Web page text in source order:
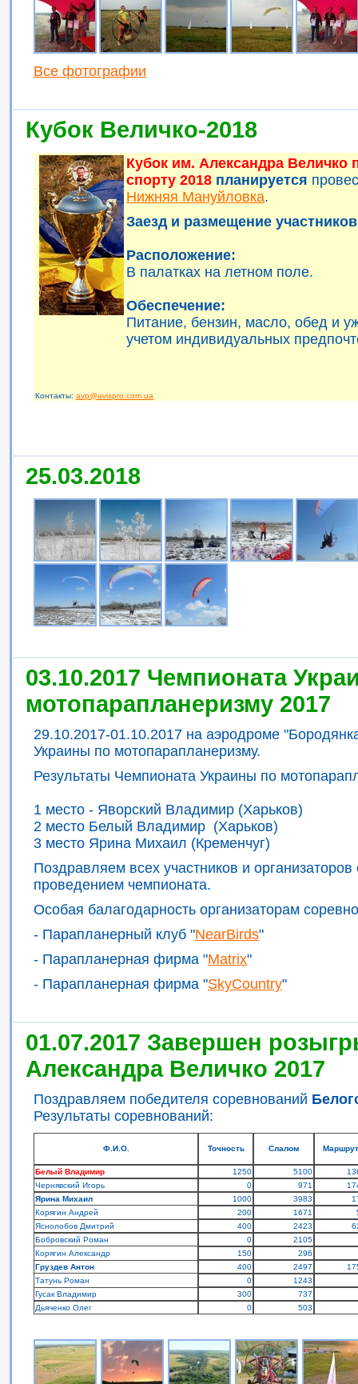
Все фотографии
Кубок Величко-2018
Кубок им. Александра Величко
спорту 2018 планируется
Нижняя Мануйловка.
Заезд и размещение
Расположение:
В палатках на летном поле.
Обеспечение:
Питание, бензин, масло, обед и
учетом индивидуальных
Контакты: avp@avispro.com.ua
25.03.2018
03.10.2017 Чемпионата
мотопарапланеризму 2017
29.10.2017-01.10.2017 на аэродроме
Украины по мотопарапланеризму.
Результаты Чемпионата Украины по
1 место - Яворский Владимир (Харьков)
2 место Белый Владимир (Харьков)
3 место Ярина Михаил (Кременчуг)
Поздравляем всех участников и
проведением чемпионата.
Особая балагодарность организаторам
- Парапланерный клуб "NearBirds"
- Парапланерная фирма "Matrix"
- Парапланерная фирма "SkyCountry"
01.07.2017 Завершен
Александра Величко 2017
Поздравляем победителя соревнований
Результаты соревнований:
Ф.И.О. Точность Слалом Маршрут
Белый Владимир 1250 5100
Чернявский Игорь
0 971
Ярина Михаил
1000 3983
Корягин Андрей
200 1671
Яснолобов Дмитрий
400 2423
Бобровский Роман
0
2105
Корягин Александр
150
296
Груздев Антон
400 2497
Татунь Роман
0
1243
Гусак Владимир
300
737
Дьяченко Олег
0 503